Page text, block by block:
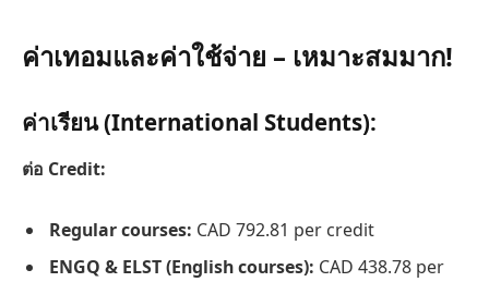
ค่าเทอมและค่าใช้จ่าย – เหมาะสมมาก!
ค่าเรียน (International Students):
ต่อ Credit:
Regular courses: CAD 792.81 per credit
ENGQ & ELST (English courses): CAD 438.78 per